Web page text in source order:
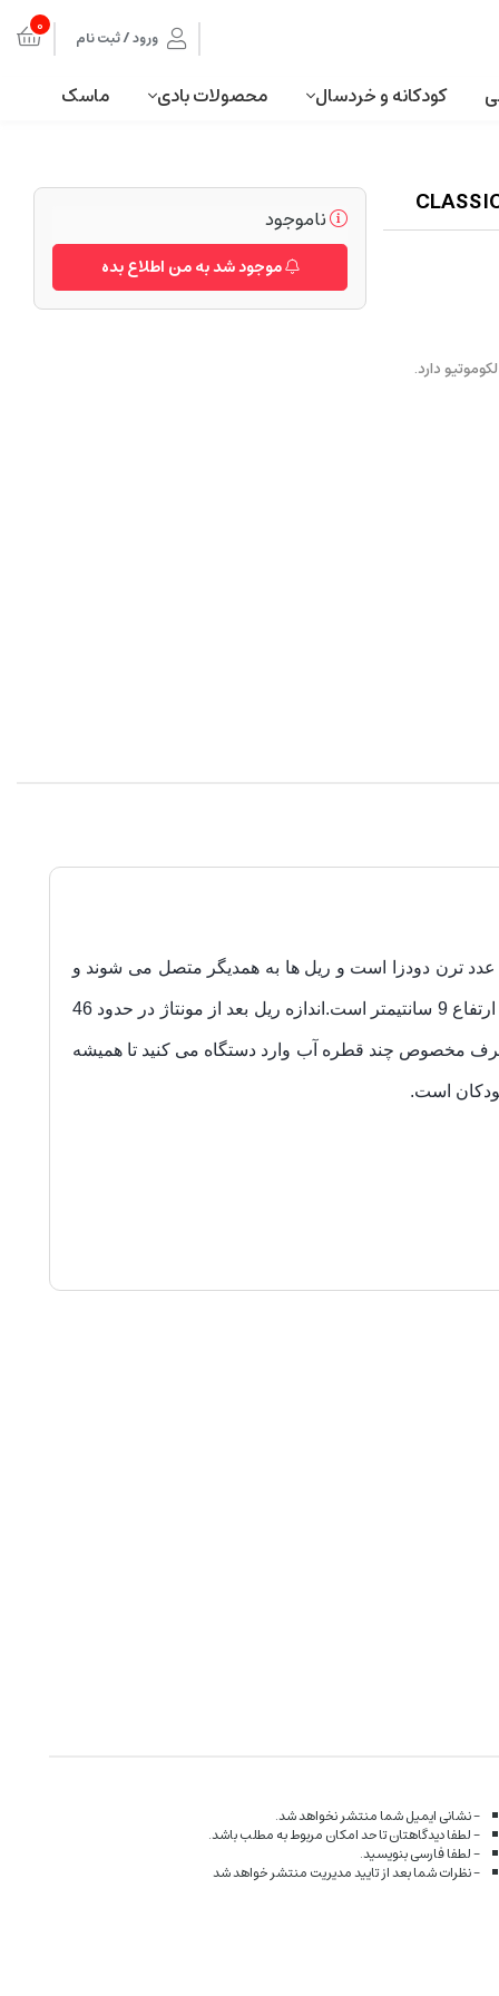
ورود / ثبت نام 0
کودکانه و خردسال محصولات بادی ماسک
ناموجود
موجود شد به من اطلاع بده
بازی های پرطرفدار و جذاب برای کودکان است.مجموعه اسباب بازی قطار شامل 1 واگن و یک عدد ترن دودزا است و ریل ها به همدیگر متصل می شوند و
قطار در آن حرکت می کند.جنس بدنه از پلاستیک ABC با کیفیت ساخته شده است. اندازه هر یک از لکوموتیو تقربیا 12 سانتیمتر به ارتفاع 9 سانتیمتر است.اندازه ریل بعد از مونتاژ در حدود 46
مخصوص چند قطره آب وارد دستگاه می کنید تا همیشه
است.
- نشانی ایمیل شما منتشر نخواهد شد.
- لطفا دیدگاهتان تا حد امکان مربوط به مطلب باشد.
- لطفا فارسی بنویسید.
- نظرات شما بعد از تایید مدیریت منتشر خواهد شد